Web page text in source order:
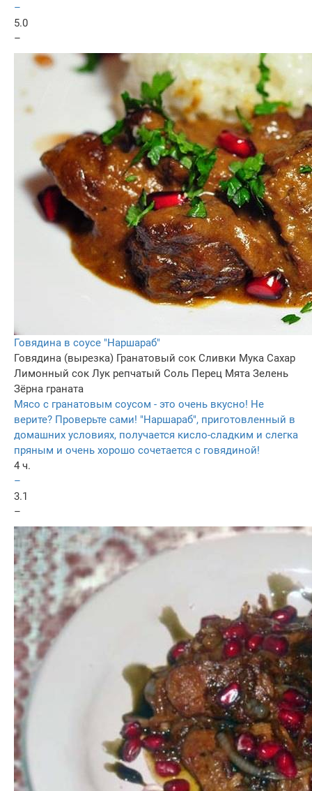
–
5.0
–
Говядина в соусе "Наршараб"
Говядина (вырезка) Гранатовый сок Сливки Мука Сахар
Лимонный сок Лук репчатый Соль Перец Мята Зелень
Зёрна граната
Мясо с гранатовым соусом - это очень вкусно! Не
верите? Проверьте сами! "Наршараб", приготовленный в
домашних условиях, получается кисло-сладким и слегка
пряным и очень хорошо сочетается с говядиной!
4 ч.
–
3.1
–